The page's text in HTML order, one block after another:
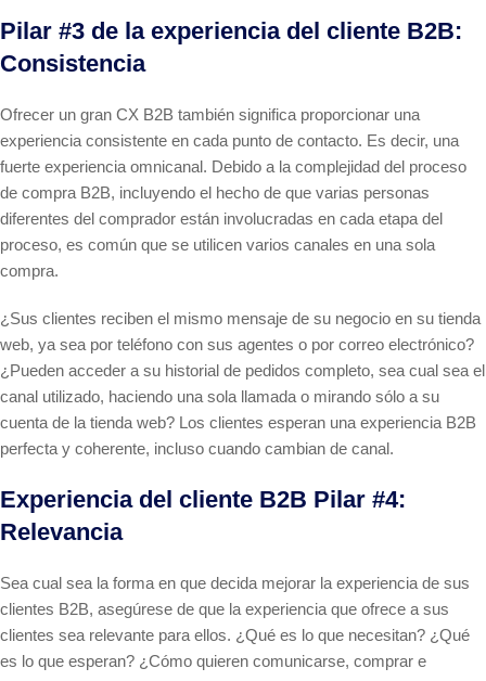
Pilar #3 de la experiencia del cliente B2B:
Consistencia
Ofrecer un gran CX B2B también significa proporcionar una
experiencia consistente en cada punto de contacto. Es decir, una
fuerte experiencia omnicanal. Debido a la complejidad del proceso
de compra B2B, incluyendo el hecho de que varias personas
diferentes del comprador están involucradas en cada etapa del
proceso, es común que se utilicen varios canales en una sola
compra.
¿Sus clientes reciben el mismo mensaje de su negocio en su tienda
web, ya sea por teléfono con sus agentes o por correo electrónico?
¿Pueden acceder a su historial de pedidos completo, sea cual sea el
canal utilizado, haciendo una sola llamada o mirando sólo a su
cuenta de la tienda web? Los clientes esperan una experiencia B2B
perfecta y coherente, incluso cuando cambian de canal.
Experiencia del cliente B2B Pilar #4:
Relevancia
Sea cual sea la forma en que decida mejorar la experiencia de sus
clientes B2B, asegúrese de que la experiencia que ofrece a sus
clientes sea relevante para ellos. ¿Qué es lo que necesitan? ¿Qué
es lo que esperan? ¿Cómo quieren comunicarse, comprar e